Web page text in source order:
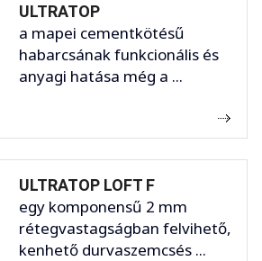
ULTRATOP
a mapei cementkötésű
habarcsának funkcionális és
anyagi hatása még a ...
ULTRATOP LOFT F
egy komponensű 2 mm
rétegvastagságban felvihető,
kenhető durvaszemcsés ...